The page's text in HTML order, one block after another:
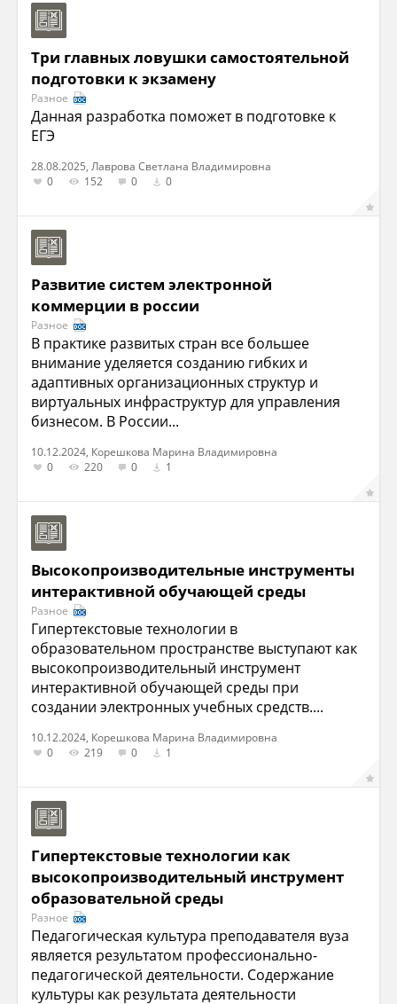
Три главных ловушки самостоятельной
подготовки к экзамену
Разное
Данная разработка поможет в подготовке к
ЕГЭ
28.08.2025, Лаврова Светлана Владимировна
0
152 0 0
Развитие систем электронной
коммерции в россии
Разное
В практике развитых стран все большее
внимание уделяется созданию гибких и
адаптивных организационных структур и
виртуальных инфраструктур для управления
бизнесом. В России...
10.12.2024, Корешкова Марина Владимировна
0
220 0 1
Высокопроизводительные инструменты
интерактивной обучающей среды
Разное
Гипертекстовые технологии в
образовательном пространстве выступают как
высокопроизводительный инструмент
интерактивной обучающей среды при
создании электронных учебных средств....
10.12.2024, Корешкова Марина Владимировна
0
219 0 1
Гипертекстовые технологии как
высокопроизводительный инструмент
образовательной среды
Разное
Педагогическая культура преподавателя вуза
является результатом профессионально-
педагогической деятельности. Содержание
культуры как результата деятельности